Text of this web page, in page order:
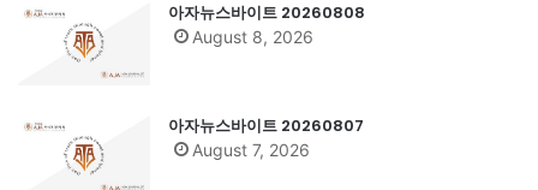
아자뉴스바이트 20260808
August 8, 2026
아자뉴스바이트 20260807
August 7, 2026